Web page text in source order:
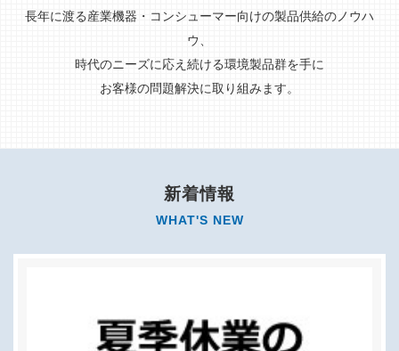
長年に渡る産業機器・コンシューマー向けの製品供給のノウハ
ウ、
時代のニーズに応え続ける環境製品群を手に
お客様の問題解決に取り組みます。
新着情報
WHAT'S NEW